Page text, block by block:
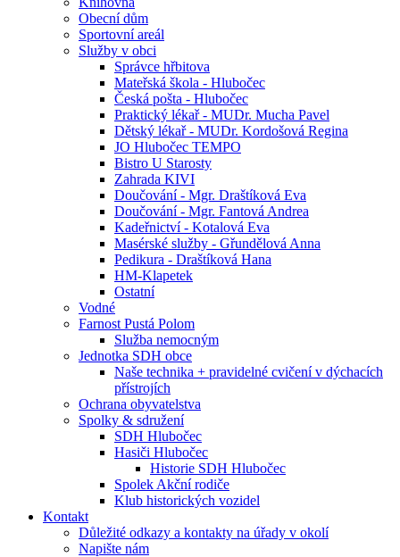
Obecní dům
Sportovní areál
Služby v obci
Správce hřbitova
Mateřská škola - Hlubočec
Česká pošta - Hlubočec
Praktický lékař - MUDr. Mucha Pavel
Dětský lékař - MUDr. Kordošová Regina
JO Hlubočec TEMPO
Bistro U Starosty
Zahrada KIVI
Doučování - Mgr. Draštíková Eva
Doučování - Mgr. Fantová Andrea
Kadeřnictví - Kotalová Eva
Masérské služby - Gřundělová Anna
Pedikura - Draštíková Hana
HM-Klapetek
Ostatní
Vodné
Farnost Pustá Polom
Služba nemocným
Jednotka SDH obce
Naše technika + pravidelné cvičení v dýchacích
přístrojích
Ochrana obyvatelstva
Spolky & sdružení
SDH Hlubočec
Hasiči Hlubočec
Historie SDH Hlubočec
Spolek Akční rodiče
Klub historických vozidel
Kontakt
Důležité odkazy a kontakty na úřady v okolí
Napište nám